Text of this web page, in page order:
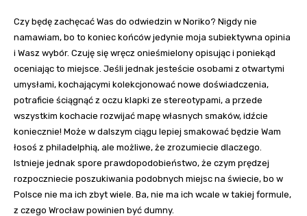
Czy będę zachęcać Was do odwiedzin w Noriko? Nigdy nie
namawiam, bo to koniec końców jedynie moja subiektywna opinia
i Wasz wybór. Czuję się wręcz onieśmielony opisując i poniekąd
oceniając to miejsce. Jeśli jednak jesteście osobami z otwartymi
umysłami, kochającymi kolekcjonować nowe doświadczenia,
potraficie ściągnąć z oczu klapki ze stereotypami, a przede
wszystkim kochacie rozwijać mapę własnych smaków, idźcie
koniecznie! Może w dalszym ciągu lepiej smakować będzie Wam
łosoś z philadelphią, ale możliwe, że zrozumiecie dlaczego.
Istnieje jednak spore prawdopodobieństwo, że czym prędzej
rozpoczniecie poszukiwania podobnych miejsc na świecie, bo w
Polsce nie ma ich zbyt wiele. Ba, nie ma ich wcale w takiej formule,
z czego Wrocław powinien być dumny.